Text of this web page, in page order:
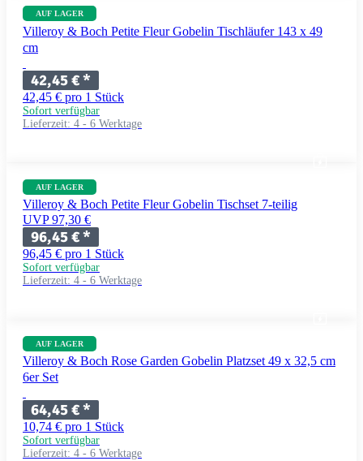
AUF LAGER
Villeroy & Boch Petite Fleur Gobelin Tischläufer 143 x 49
cm
42,45 €*
42,45 € pro 1 Stück
Sofort verfügbar
Lieferzeit: 4 - 6 Werktage
AUF LAGER
Villeroy & Boch Petite Fleur Gobelin Tischset 7-teilig
UVP 97,30 €
96,45 €*
96,45 € pro 1 Stück
Sofort verfügbar
Lieferzeit: 4 - 6 Werktage
AUF LAGER
Villeroy & Boch Rose Garden Gobelin Platzset 49 x 32,5 cm
6er Set
64,45 €*
10,74 € pro 1 Stück
Sofort verfügbar
Lieferzeit: 4 - 6 Werktage